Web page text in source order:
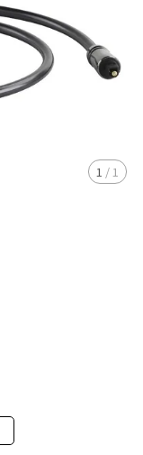
1 / 1